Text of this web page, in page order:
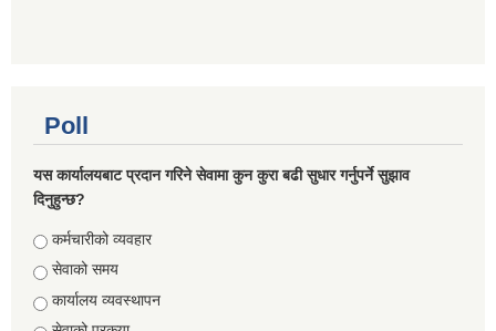
Poll
यस कार्यालयबाट प्रदान गरिने सेवामा कुन कुरा बढी सुधार गर्नुपर्ने सुझाव
दिनुहुन्छ?
Choices
कर्मचारीको व्यवहार
सेवाको समय
कार्यालय व्यवस्थापन